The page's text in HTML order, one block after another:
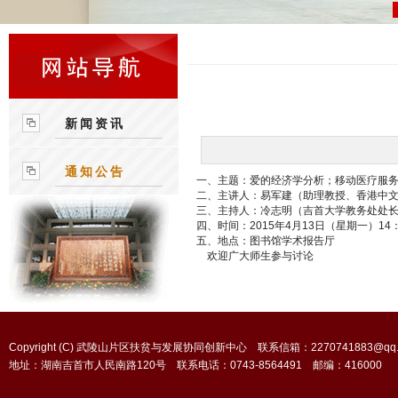
新闻资讯
通知公告
一、主题：爱的经济学分析；移动医疗服
二、主讲人：易军建（助理教授、香港中
三、主持人：冷志明（吉首大学教务处处
四、时间：2015年4月13日（星期一）
五、地点：图书馆学术报告厅
欢迎广大师生参与讨论
Copyright (C) 武陵山片区扶贫与发展协同创新中心 联系信箱：
地址：湖南吉首市人民南路120号 联系电话：0743-8564491 邮编：416000